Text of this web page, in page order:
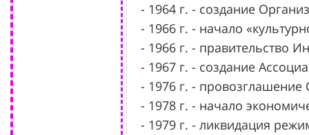
- 1964 г. - создание
- 1966 г. - начало
- 1966 г. - правительство
- 1967 г. - создание
- 1976 г. - провозглашение
- 1978 г. - начало
- 1979 г. - ликвидация